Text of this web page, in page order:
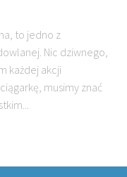
to jedno z
Nic dziwnego,
każdej akcji
musimy znać